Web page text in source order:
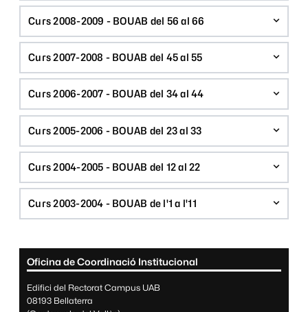
Curs 2008-2009 - BOUAB del 56 al 66
Curs 2007-2008 - BOUAB del 45 al 55
Curs 2006-2007 - BOUAB del 34 al 44
Curs 2005-2006 - BOUAB del 23 al 33
Curs 2004-2005 - BOUAB del 12 al 22
Curs 2003-2004 - BOUAB de l'1 a l'11
Oficina de Coordinació Institucional
Edifici del Rectorat Campus UAB
08193 Bellaterra